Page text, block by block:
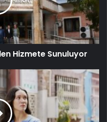
Hizmete Sunuluyor